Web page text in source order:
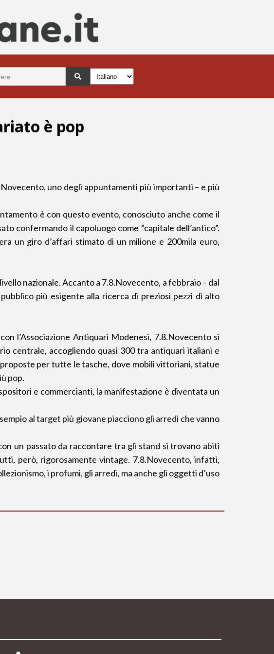
è pop
uno degli appuntamenti più importanti – e più
è con questo evento, conosciuto anche come il
confermando il capoluogo come “capitale dell’antico”.
un giro d’affari stimato di un milione e 200mila euro,
nazionale. Accanto a 7.8.Novecento, a febbraio – dal
più esigente alla ricerca di preziosi pezzi di alto
l’Associazione Antiquari Modenesi, 7.8.Novecento si
centrale, accogliendo quasi 300 tra antiquari italiani e
per tutte le tasche, dove mobili vittoriani, statue
pop.
e commercianti, la manifestazione è diventata un
al target più giovane piacciono gli arredi che vanno
un passato da raccontare tra gli stand si trovano abiti
però, rigorosamente vintage. 7.8.Novecento, infatti,
i profumi, gli arredi, ma anche gli oggetti d’uso